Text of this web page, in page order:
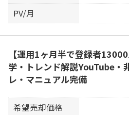
PV/月
【運用1ヶ月半で登録者
学・トレンド解説YouTube・
レ・マニュアル完備
希望売却価格